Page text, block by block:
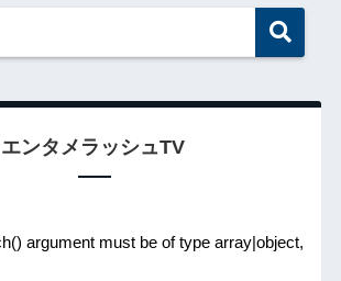
エンタメラッシュTV
argument must be of type array|object,